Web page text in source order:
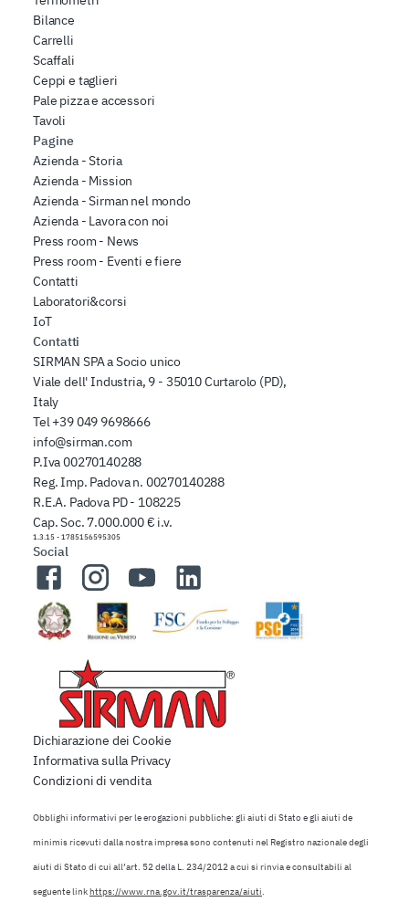
Bilance
Carrelli
Scaffali
Ceppi e taglieri
Pale pizza e accessori
Tavoli
Pagine
Azienda - Storia
Azienda - Mission
Azienda - Sirman nel mondo
Azienda - Lavora con noi
Press room - News
Press room - Eventi e fiere
Contatti
Laboratori&corsi
IoT
Contatti
SIRMAN SPA a Socio unico
Viale dell' Industria, 9 - 35010 Curtarolo (PD),
Italy
Tel+39 049 9698666
info@sirman.com
P.Iva 00270140288
Reg. Imp. Padova n. 00270140288
R.E.A. Padova PD - 108225
Cap. Soc. 7.000.000 € i.v.
1.3.15 - 1785156595305
Social
FacebookInstagramYouTubeLinkedIn
Dichiarazione dei Cookie
Informativa sulla Privacy
Condizioni di vendita
Obblighi informativi per le erogazioni pubbliche: gli aiuti di Stato e gli aiuti de
minimis ricevuti dalla nostra impresa sono contenuti nel Registro nazionale degli
aiuti di Stato di cui all’art. 52 della L. 234/2012 a cui si rinvia e consultabili al
seguente linkhttps://www.rna.gov.it/trasparenza/aiuti.